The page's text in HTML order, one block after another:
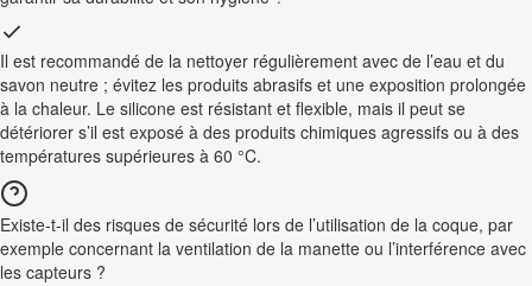
Il est recommandé de la nettoyer régulièrement avec de l’eau et du
savon neutre ; évitez les produits abrasifs et une exposition prolongée
à la chaleur. Le silicone est résistant et flexible, mais il peut se
détériorer s’il est exposé à des produits chimiques agressifs ou à des
températures supérieures à 60 °C.
Existe-t-il des risques de sécurité lors de l’utilisation de la coque, par
exemple concernant la ventilation de la manette ou l’interférence avec
les capteurs ?